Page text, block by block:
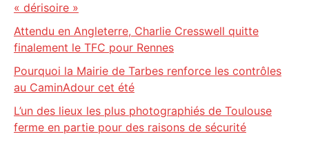
« dérisoire »
Attendu en Angleterre, Charlie Cresswell quitte
finalement le TFC pour Rennes
Pourquoi la Mairie de Tarbes renforce les contrôles
au CaminAdour cet été
L’un des lieux les plus photographiés de Toulouse
ferme en partie pour des raisons de sécurité